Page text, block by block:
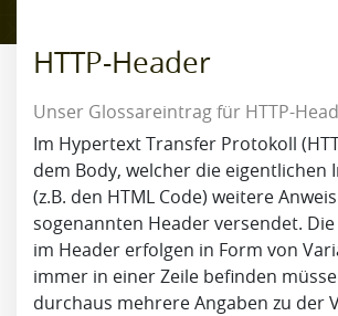
HTTP-Header
Unser Glossareintrag für HTTP-
Im Hypertext Transfer Protokoll
dem Body, welcher die eigentlichen
(z.B. den HTML Code) weitere
sogenannten Header versendet.
im Header erfolgen in Form von
immer in einer Zeile befinden
durchaus mehrere Angaben zu der